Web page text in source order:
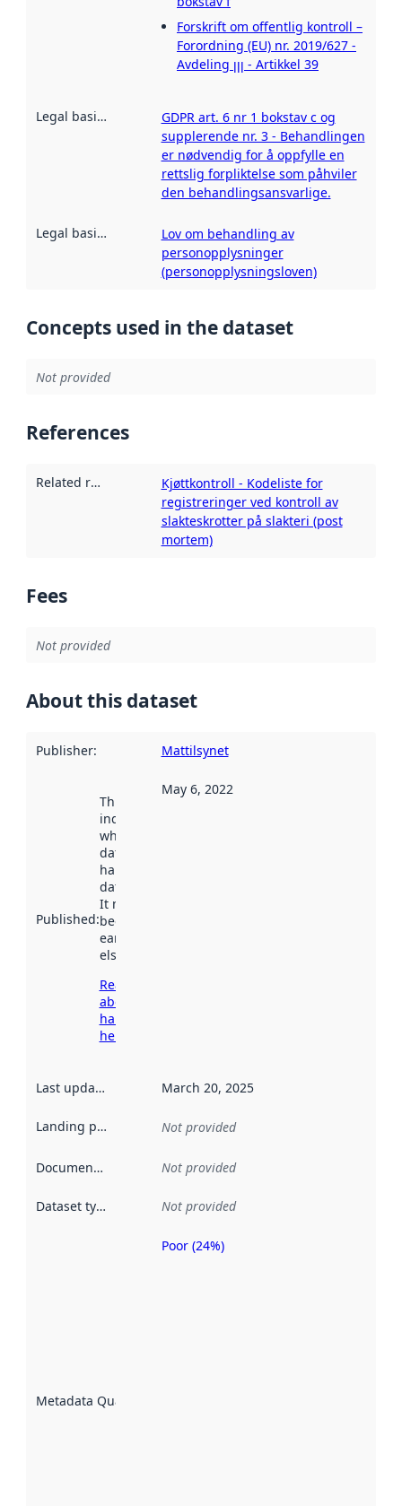
Forskrift om offentlig kontroll –
Forordning (EU) nr. 2019/627 -
Avdeling ꞁꞁꞁ - Artikkel 39
Legal basis for processing :
GDPR art. 6 nr 1 bokstav c og
supplerende nr. 3 - Behandlingen
er nødvendig for å oppfylle en
rettslig forpliktelse som påhviler
den behandlingsansvarlige.
Legal basis for restriction :
Lov om behandling av
personopplysninger
(personopplysningsloven)
Concepts used in the dataset
Not provided
References
Related resources
Kjøttkontroll - Kodeliste for
registreringer ved kontroll av
slakteskrotter på slakteri (post
mortem)
Fees
Not provided
About this dataset
Publisher: Mattilsynet
Published:
This date
indicates
when the
dataset was
harvested by
data.norge.no.
It may have
been available
earlier
elsewhere.
Read more
about
harvesting
here
May 6, 2022
Last updated March 20, 2025
Landing page Not provided
Documentation Not provided
Dataset type Not provided
Metadata Quality
Metadata
Poor (24%)